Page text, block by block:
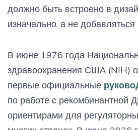
должно быть встроено в
изначально, а не
В июне 1976 года
здравоохранения США (NIH)
первые официальные
по работе с рекомбинантной
ориентирами для